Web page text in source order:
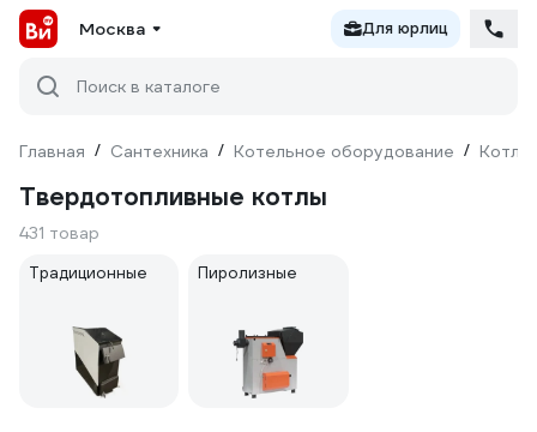
Москва Для юрлиц
Поиск в каталоге
Главная / Сантехника / Котельное оборудование / Котлы
Твердотопливные котлы
431 товар
Традиционные Пиролизные